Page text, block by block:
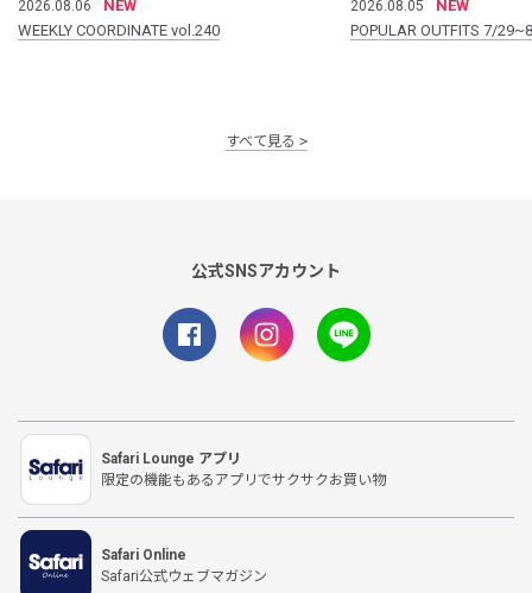
2026.08.06
NEW
WEEKLY COORDINATE vol.240
2026.08.05
NEW
POPULAR OUTFITS 7/
すべて見る
公式SNSアカウント
Safari Lounge アプリ
限定の機能もあるアプリでサクサクお買い物
Safari Online
Safari公式ウェブマガジン